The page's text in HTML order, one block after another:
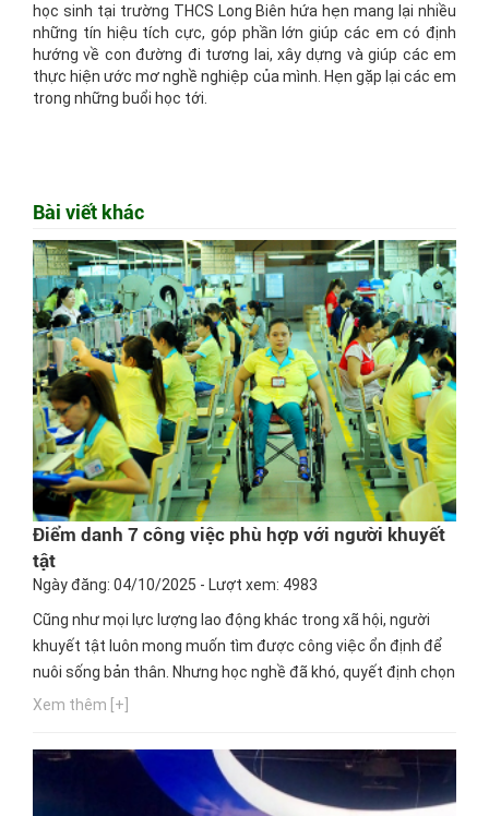
học sinh tại trường THCS Long Biên hứa hẹn mang lại nhiều
những tín hiệu tích cực, góp phần lớn giúp các em có định
hướng về con đường đi tương lai, xây dựng và giúp các em
thực hiện ước mơ nghề nghiệp của mình. Hẹn gặp lại các em
trong những buổi học tới.
Bài viết khác
Điểm danh 7 công việc phù hợp với người khuyết
tật
Ngày đăng: 04/10/2025 - Lượt xem: 4983
Cũng như mọi lực lượng lao động khác trong xã hội, người
khuyết tật luôn mong muốn tìm được công việc ổn định để
nuôi sống bản thân. Nhưng học nghề đã khó, quyết định chọn
một nghề thích hợp cho mình lại càng khó hơn. Ngay bây giờ,
Xem thêm [+]